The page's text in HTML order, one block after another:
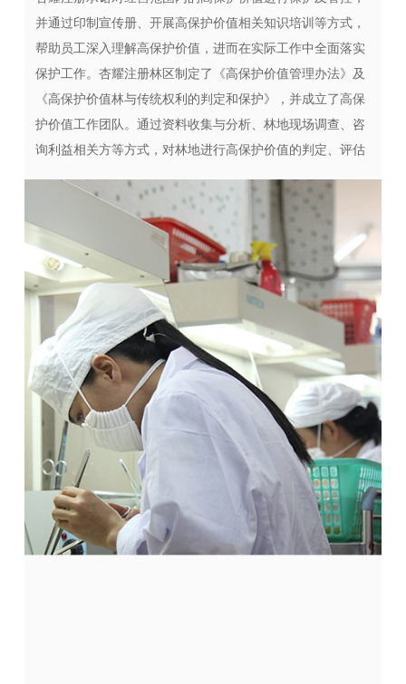
并通过印制宣传册、开展高保护价值相关知识培训等方式，
帮助员工深入理解高保护价值，进而在实际工作中全面落实
保护工作。杏耀注册林区制定了《高保护价值管理办法》及
《高保护价值林与传统权利的判定和保护》，并成立了高保
护价值工作团队。通过资料收集与分析、林地现场调查、咨
询利益相关方等方式，对林地进行高保护价值的判定、评估